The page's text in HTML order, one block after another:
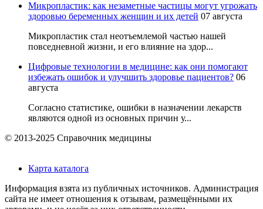
Микропластик: как незаметные частицы могут угрожать
здоровью беременных женщин и их детей 07 августа
Микропластик стал неотъемлемой частью нашей
повседневной жизни, и его влияние на здор...
Цифровые технологии в медицине: как они помогают
избежать ошибок и улучшить здоровье пациентов? 06
августа
Согласно статистике, ошибки в назначении лекарств
являются одной из основных причин у...
© 2013-2025 Справочник медицины
Карта каталога
Информация взята из публичных источников. Администрация
сайта не имеет отношения к отзывам, размещёнными их